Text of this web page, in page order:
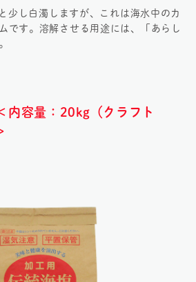
少し白濁しますが、これは海水中のカ
です。溶解させる用途には、「あらし
内容量：20kg（クラフト